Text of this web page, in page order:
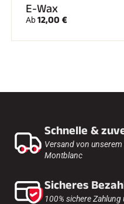
E-Wax
Ab12,00 €
Schnelle &
Versand von unserem
Montblanc
Sicheres
100% sichere